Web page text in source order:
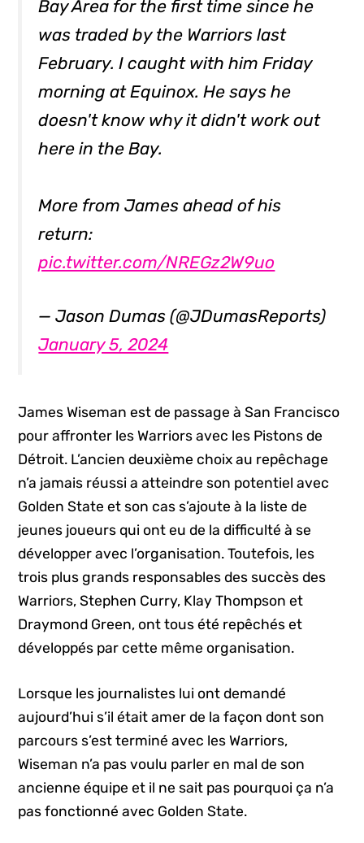
Bay Area for the first time since he
was traded by the Warriors last
February. I caught with him Friday
morning at Equinox. He says he
doesn't know why it didn't work out
here in the Bay.
More from James ahead of his
return:
pic.twitter.com/NREGz2W9uo
— Jason Dumas (@JDumasReports)
January 5, 2024
James Wiseman est de passage à San Francisco
pour affronter les Warriors avec les Pistons de
Détroit. L’ancien deuxième choix au repêchage
n’a jamais réussi a atteindre son potentiel avec
Golden State et son cas s’ajoute à la liste de
jeunes joueurs qui ont eu de la difficulté à se
développer avec l’organisation. Toutefois, les
trois plus grands responsables des succès des
Warriors, Stephen Curry, Klay Thompson et
Draymond Green, ont tous été repêchés et
développés par cette même organisation.
Lorsque les journalistes lui ont demandé
aujourd’hui s’il était amer de la façon dont son
parcours s’est terminé avec les Warriors,
Wiseman n’a pas voulu parler en mal de son
ancienne équipe et il ne sait pas pourquoi ça n’a
pas fonctionné avec Golden State.